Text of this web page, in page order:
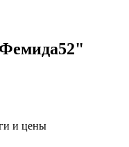
и цены